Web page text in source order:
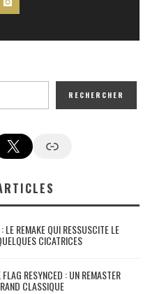
RECHERCHER
X Google News
LE REMAKE QUI RESSUSCITE LE
CICATRICES
RESYNCED : UN REMASTER
CLASSIQUE